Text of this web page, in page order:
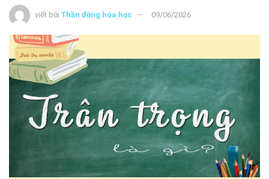
viết bởi Thần đồng hóa học 09/06/2026